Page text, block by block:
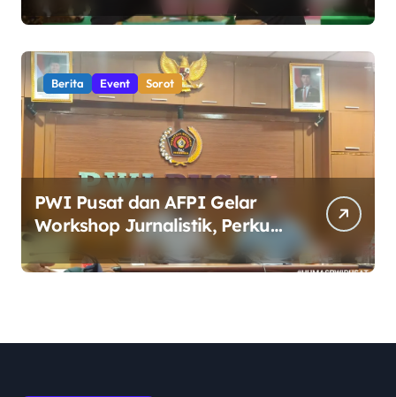
Penguatan Organisasi TNI AD
yang Adaptif dan Profesional
Berita Event Sorot
PWI Pusat dan AFPI Gelar
Workshop Jurnalistik, Perkuat
Literasi Keuangan Digital bagi
Insan Pers